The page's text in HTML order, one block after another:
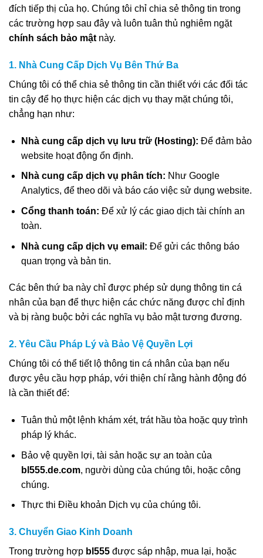
đích tiếp thị của họ. Chúng tôi chỉ chia sẻ thông tin trong
các trường hợp sau đây và luôn tuân thủ nghiêm ngặt
chính sách bảo mật này.
1. Nhà Cung Cấp Dịch Vụ Bên Thứ Ba
Chúng tôi có thể chia sẻ thông tin cần thiết với các đối tác
tin cậy để họ thực hiện các dịch vụ thay mặt chúng tôi,
chẳng hạn như:
Nhà cung cấp dịch vụ lưu trữ (Hosting): Để đảm bảo
website hoạt động ổn định.
Nhà cung cấp dịch vụ phân tích: Như Google
Analytics, để theo dõi và báo cáo việc sử dụng website.
Cổng thanh toán: Để xử lý các giao dịch tài chính an
toàn.
Nhà cung cấp dịch vụ email: Để gửi các thông báo
quan trọng và bản tin.
Các bên thứ ba này chỉ được phép sử dụng thông tin cá
nhân của bạn để thực hiện các chức năng được chỉ định
và bị ràng buộc bởi các nghĩa vụ bảo mật tương đương.
2. Yêu Cầu Pháp Lý và Bảo Vệ Quyền Lợi
Chúng tôi có thể tiết lộ thông tin cá nhân của bạn nếu
được yêu cầu hợp pháp, với thiện chí rằng hành động đó
là cần thiết để:
Tuân thủ một lệnh khám xét, trát hầu tòa hoặc quy trình
pháp lý khác.
Bảo vệ quyền lợi, tài sản hoặc sự an toàn của
bl555.de.com, người dùng của chúng tôi, hoặc công
chúng.
Thực thi Điều khoản Dịch vụ của chúng tôi.
3. Chuyển Giao Kinh Doanh
Trong trường hợp bl555 được sáp nhập, mua lại, hoặc